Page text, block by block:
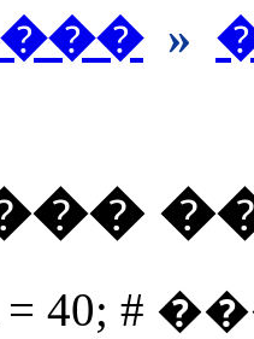
»
��
= 40;